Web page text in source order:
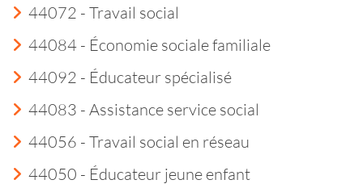
44072 - Travail social
44084 - Économie sociale familiale
44092 - Éducateur spécialisé
44083 - Assistance service social
44056 - Travail social en réseau
44050 - Éducateur jeune enfant